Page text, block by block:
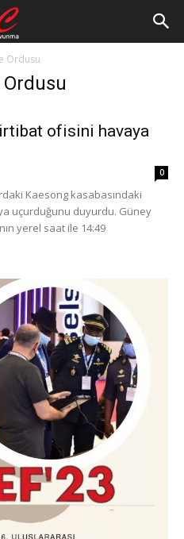
Ordusu
irtibat ofisini havaya
0
Kaesong kasabasındaki
uçurduğunu duyurdu. Güney
yerel saat ile 14:49